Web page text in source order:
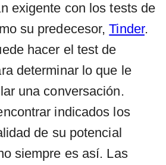
exigente con los tests de
su predecesor,Tinder.
hacer el test de
determinar lo que le
una conversación.
indicados los
de su potencial
siempre es así. Las